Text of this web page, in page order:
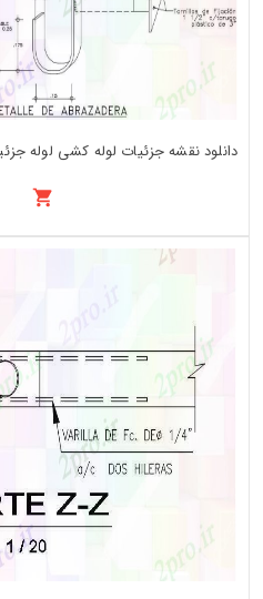
دانلود نقشه جزئیات لوله کشی لوله جزئیات